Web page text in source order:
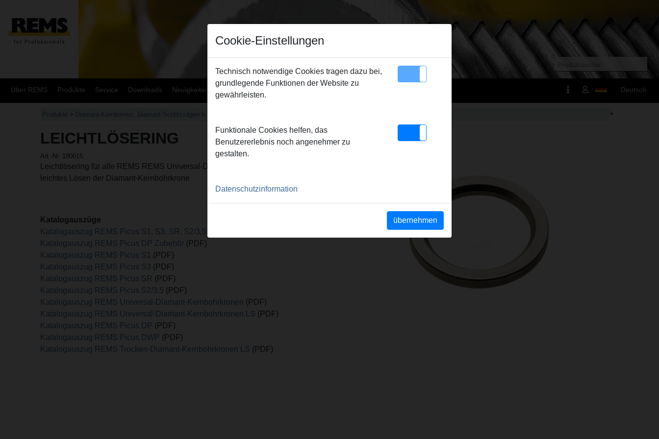
Über REMS Produkte Service Downloads Neuigkeiten Sitemap Deutsch
Produkte > Diamant-Kernbohren, Diamant-Schlitzsägen > +
LEICHTLÖSERING
Art.-Nr. 180015
Leichtlösering für alle REMS REMS Universal-Diamant-Kernbohrkronen, für
leichtes Lösen der Diamant-Kernbohrkrone
Katalogauszüge
Katalogauszug REMS Picus S1, S3, SR, S2/3,5 Zubehör
Katalogauszug REMS Picus DP Zubehör (PDF)
Katalogauszug REMS Picus S1
(PDF)
Katalogauszug REMS Picus S3 (PDF)
Katalogauszug REMS Picus SR (PDF)
Katalogauszug REMS Picus S2/3,5 (PDF)
Katalogauszug REMS Universal-Diamant-Kernbohrkronen (PDF)
Katalogauszug REMS Universal-Diamant-Kernbohrkronen LS (PDF)
Katalogauszug REMS Picus DP (PDF)
Katalogauszug REMS Picus DWP (PDF)
Katalogauszug REMS Trocken-Diamant-Kernbohrkronen LS (PDF)
Cookie-Einstellungen
Technisch notwendige Cookies tragen dazu bei,
grundlegende Funktionen der Website zu
gewährleisten.
Funktionale Cookies helfen, das
Benutzererlebnis noch angenehmer zu
gestalten.
Datenschutzinformation
übernehmen